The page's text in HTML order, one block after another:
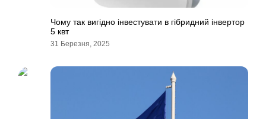
Чому так вигідно інвестувати в гібридний інвертор
5 квт
31 Березня, 2025